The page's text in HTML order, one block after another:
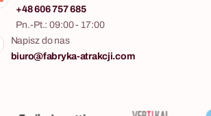
+48 606 757 685
Pn.-Pt.: 09:00 - 17:00
Napisz do nas
biuro@fabryka-atrakcji.com